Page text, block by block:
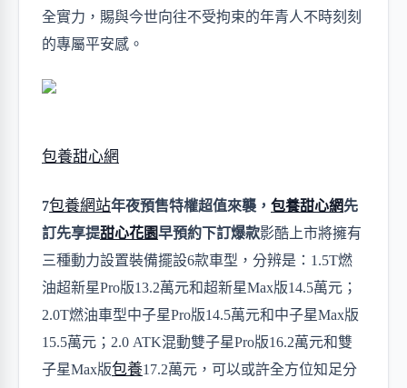
全實力， 賜與今世向往不受拘束的年青人不時刻刻
的專屬平安感。
包養甜心網
7包養網站年夜預售特權超值來襲， 包養甜心網先
訂先享提甜心花園早預約下訂爆款影酷上市將擁有
三種動力設置裝備擺設6款車型，分辨是： 1.5T燃
油超新星Pro版13.2萬元和超新星Max版14.5萬元；
2.0T燃油車型中子星Pro版14.5萬元和中子星Max版
15.5萬元； 2.0 ATK混動雙子星Pro版16.2萬元和雙
子星Max版包養17.2萬元，可以或許全方位知足分